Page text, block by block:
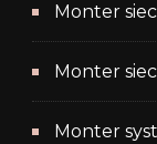
Monter
Monter
Monter